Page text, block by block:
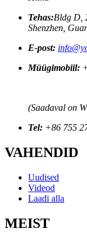
Tehas:Bldg D,
Shenzhen,
E-post:
Müügimobiil:
(Saadaval on
Tel: +86 755
VAHENDID
Uudised
Videod
Laadi alla
MEIST